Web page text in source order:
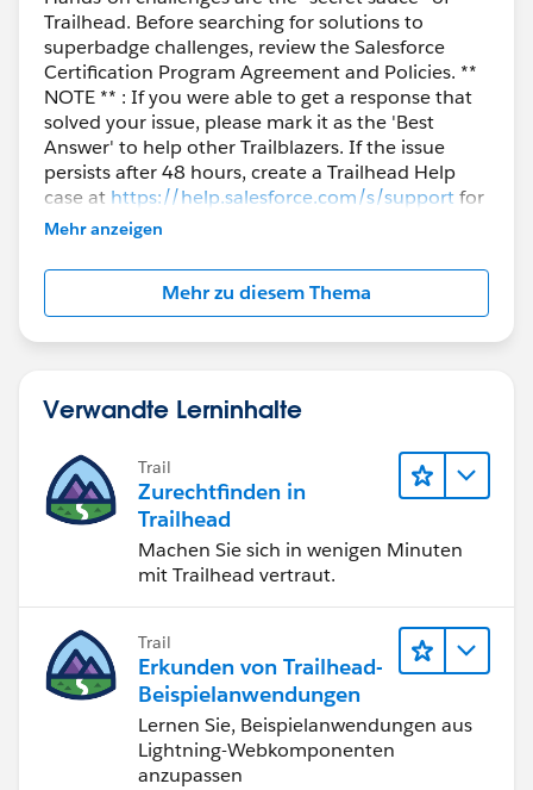
Trailhead. Before searching for solutions to
superbadge challenges, review the Salesforce
Certification Program Agreement and Policies. **
NOTE ** : If you were able to get a response that
solved your issue, please mark it as the 'Best
Answer' to help other Trailblazers. If the issue
persists after 48 hours, create a Trailhead Help
case at https://help.salesforce.com/s/supportfor
further assistance.
Mehr anzeigen
Mehr zu diesem Thema
Verwandte Lerninhalte
Trail
Zurechtfinden in
Trailhead
Machen Sie sich in wenigen Minuten
mit Trailhead vertraut.
Trail
Erkunden von Trailhead-
Beispielanwendungen
Lernen Sie, Beispielanwendungen aus
Lightning-Webkomponenten
anzupassen